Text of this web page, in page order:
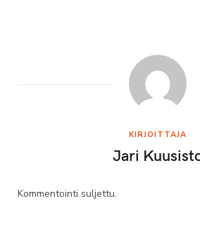
KIRJOITTAJA
Jari
Kommentointi suljettu.